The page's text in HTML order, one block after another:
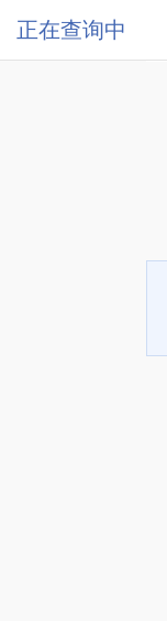
正在查询中